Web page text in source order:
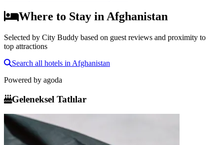
Where to Stay in Afghanistan
Selected by City Buddy based on guest reviews and proximity to
top attractions
Search all hotels in Afghanistan
Powered by agoda
Geleneksel Tatlılar